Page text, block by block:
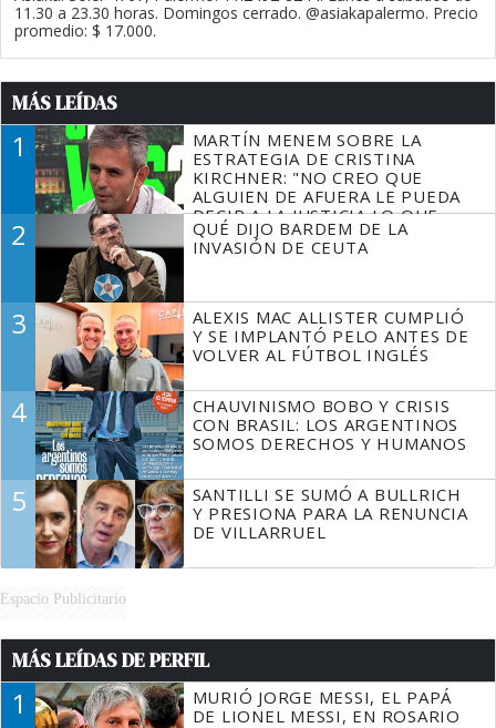
11.30 a 23.30 horas. Domingos cerrado. @asiakapalermo. Precio
promedio: $ 17.000.
MÁS LEÍDAS
1
MARTÍN MENEM SOBRE LA
ESTRATEGIA DE CRISTINA
KIRCHNER: "NO CREO QUE
ALGUIEN DE AFUERA LE PUEDA
DECIR A LA JUSTICIA LO QUE
TIENE QUE HACER"
2
QUÉ DIJO BARDEM DE LA
INVASIÓN DE CEUTA
3
ALEXIS MAC ALLISTER CUMPLIÓ
Y SE IMPLANTÓ PELO ANTES DE
VOLVER AL FÚTBOL INGLÉS
4
CHAUVINISMO BOBO Y CRISIS
CON BRASIL: LOS ARGENTINOS
SOMOS DERECHOS Y HUMANOS
5
SANTILLI SE SUMÓ A BULLRICH
Y PRESIONA PARA LA RENUNCIA
DE VILLARRUEL
Espacio Publicitario
MÁS LEÍDAS DE PERFIL
1
MURIÓ JORGE MESSI, EL PAPÁ
DE LIONEL MESSI, EN ROSARIO